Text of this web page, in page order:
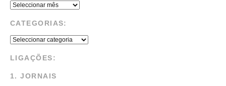
CATEGORIAS:
LIGAÇÕES:
1. JORNAIS